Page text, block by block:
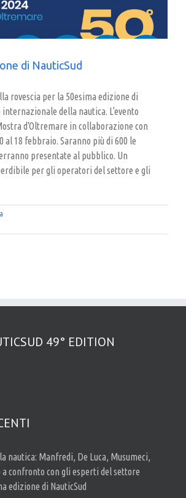
di NauticSud
rovescia per la 50esima edizione di
internazionale della nautica. L'evento
d'Oltremare in collaborazione con
al 18 febbraio. Saranno più di 600 le
presentate al pubblico. Un
per gli operatori del settore e gli
49° EDITION
nautica: Manfredi, De Luca, Musumeci,
a confronto con gli esperti del settore
edizione di NauticSud